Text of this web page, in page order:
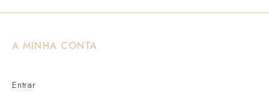
A MINHA CONTA
Entrar